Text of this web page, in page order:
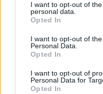
I want to opt-out of
personal data.
Opted In
I want to opt-out of
Personal Data.
Opted In
I want to opt-out of
Personal Data for
Opted In
tego, żebym najpierw
okazji 250. rocznicy
niepodległości. Każde
czasem, by rozmawiać
I skrytykował część